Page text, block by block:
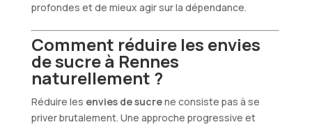
profondes et de mieux agir sur la dépendance.
Comment réduire les envies
de sucre à Rennes
naturellement ?
Réduire les envies de sucrene consiste pas à se
priver brutalement. Une approche progressive et